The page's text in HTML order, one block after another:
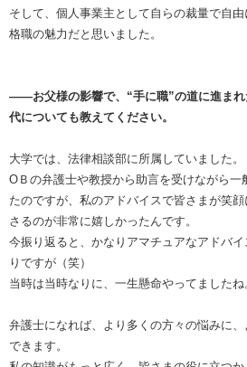
そして、個人事業主として自らの裁量で自
格職の魅力だと思いました。
――お父様の影響で、“手に職”の道に進まれ
代についても教えてください。
大学では、法律相談部に所属していました。
ОＢの弁護士や教授から助言を受けながら一
たのですが、私のアドバイスで皆さまが笑
さるのが非常に嬉しかったんです。
今振り返ると、かなりアマチュアなアドバ
りですが（笑）
当時は当時なりに、一生懸命やってましたね
弁護士になれば、より多くの方々の悩みに
できます。